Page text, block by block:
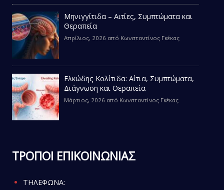
Μηνιγγίτιδα – Αιτίες, Συμπτώματα και
Θεραπεία
Απρίλιος, 2026 από Κωνσταντίνος Γκέκας
Ελκώδης Κολίτιδα: Αίτια, Συμπτώματα,
Διάγνωση και Θεραπεία
Μάρτιος, 2026 από Κωνσταντίνος Γκέκας
ΤΡΟΠΟΙ ΕΠΙΚΟΙΝΩΝΙΑΣ
ΤΗΛΕΦΩΝΑ: